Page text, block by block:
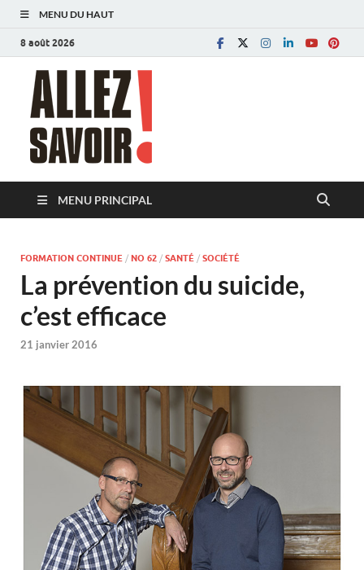
MENU DU HAUT
8 août 2026
MENU PRINCIPAL
FORMATION CONTINUE / NO 62 / SANTÉ / SOCIÉTÉ
La prévention du suicide,
c’est efficace
21 janvier 2016